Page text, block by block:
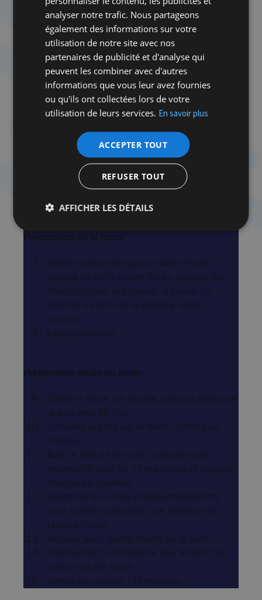
Dans un bol, battez l’œuf et ajoutez l’huile
et l’eau tiède. Intégrez à la farine.
Commencez à pétrir jusqu’à ce que ce que
la pâte ne colle plus aux doigts mais reste
néanmoins humide.
Formez une boule et recouvrez-la d’un film
transparent ou d’un torchon humide dans
un bol, et réservez-la au frigo.
en deux. Abaissez la première moitié à l’aide
d’un rouleau. Formez un rectangle de 40 x
Faites de même avec l’autre moitié de la
Préparation de la farce
analyser notre trafic. Nous partageons
également des informations sur votre
utilisation de notre site avec nos
partenaires de publicité et d'analyse qui
peuvent les combiner avec d'autres
informations que vous leur avez fournies
ou qu'ils ont collectées lors de votre
utilisation de leurs services. En savoir plus
ACCEPTER TOUT
REFUSER TOUT
AFFICHER LES DÉTAILS